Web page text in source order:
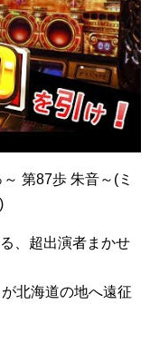
第87歩 朱音～(ミ
、超出演者まかせ
北海道の地へ遠征